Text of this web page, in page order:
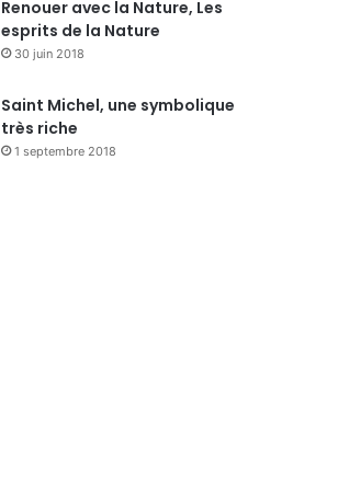
Renouer avec la Nature, Les
esprits de la Nature
30 juin 2018
Saint Michel, une symbolique
très riche
1 septembre 2018